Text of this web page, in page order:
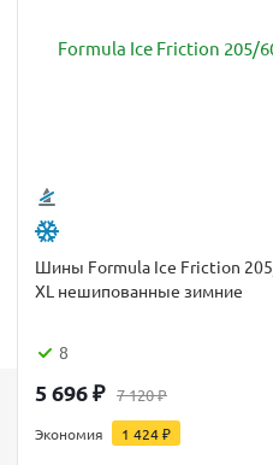
Шины Formula Ice Friction
XL нешипованные зимние
8
5 696₽ 7 120₽
Экономия 1 424₽